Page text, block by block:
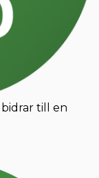
till en